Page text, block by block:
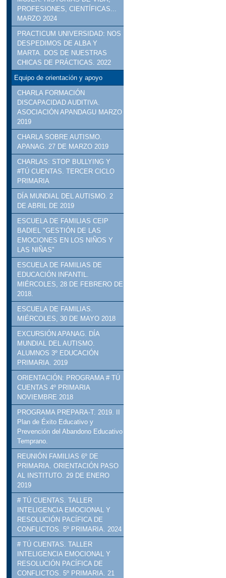
PROFESIONES, CIENTÍFICAS...
MARZO 2024
PRACTICUM UNIVERSIDAD: NOS
DESPEDIMOS DE ALBA Y
MARTA. DOS DE NUESTRAS
CHICAS DE PRÁCTICAS. 2022
Equipo de orientación y apoyo
CHARLA FORMACIÓN
DISCAPACIDAD AUDITIVA.
ASOCIACIÓN APANDAGU MARZO
2019
CHARLA SOBRE AUTISMO.
APANAG. 27 DE MARZO 2019
CHARLAS: STOP BULLYING Y
#TÚ CUENTAS. TERCER CICLO
PRIMARIA
DÍA MUNDIAL DEL AUTISMO. 2
DE ABRIL DE 2019
ESCUELA DE FAMILIAS CEIP
BADIEL "GESTIÓN DE LAS
EMOCIONES EN LOS NIÑOS Y
LAS NIÑAS"
ESCUELA DE FAMILIAS DE
EDUCACIÓN INFANTIL.
MIÉRCOLES, 28 DE FEBRERO DE
2018.
ESCUELA DE FAMILIAS.
MIÉRCOLES, 30 DE MAYO 2018
EXCURSIÓN APANAG. DÍA
MUNDIAL DEL AUTISMO.
ALUMNOS 3º EDUCACIÓN
PRIMARIA. 2019
ORIENTACIÓN: PROGRAMA # TÚ
CUENTAS 4º PRIMARIA
NOVIEMBRE 2018
PROGRAMA PREPARA-T. 2019. II
Plan de Éxito Educativo y
Prevención del Abandono Educativo
Temprano.
REUNIÓN FAMILIAS 6º DE
PRIMARIA. ORIENTACIÓN PASO
AL INSTITUTO. 29 DE ENERO
2019
# TÚ CUENTAS. TALLER
INTELIGENCIA EMOCIONAL Y
RESOLUCIÓN PACÍFICA DE
CONFLICTOS. 5º PRIMARIA. 2024
# TÚ CUENTAS. TALLER
INTELIGENCIA EMOCIONAL Y
RESOLUCIÓN PACÍFICA DE
CONFLICTOS. 5º PRIMARIA. 21